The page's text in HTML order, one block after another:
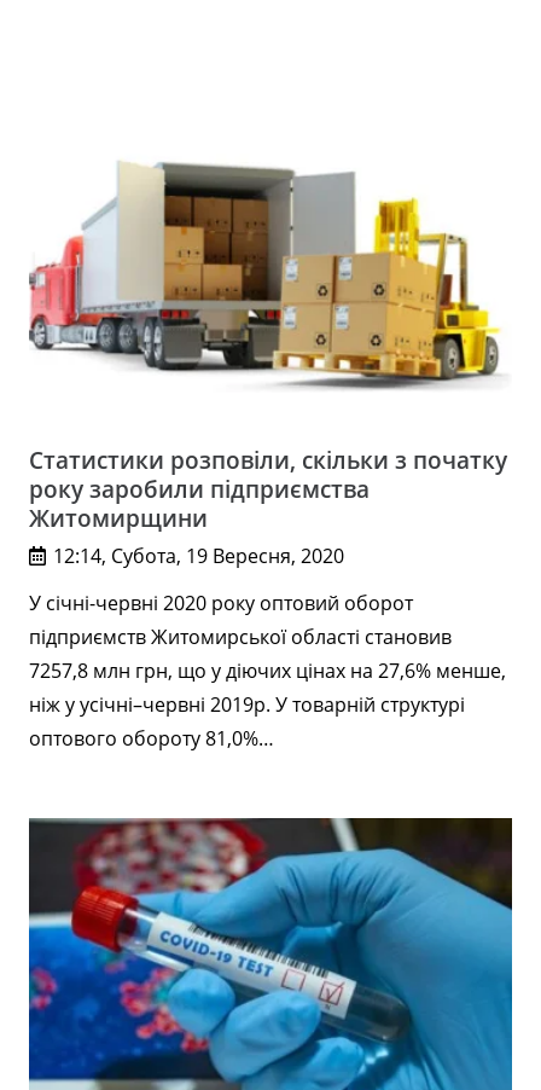
Статистики розповіли, скільки з початку
року заробили підприємства
Житомирщини
12:14, Субота, 19 Вересня, 2020
У січні-червні 2020 року оптовий оборот
підприємств Житомирської області становив
7257,8 млн грн, що у діючих цінах на 27,6% менше,
ніж у усічні–червні 2019р. У товарній структурі
оптового обороту 81,0%…